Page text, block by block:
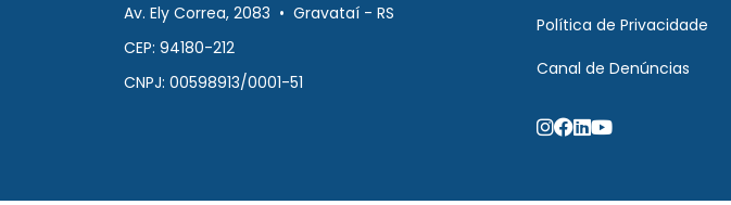
Av. Ely Correa, 2083 • Gravataí - RS
CEP: 94180-212
CNPJ: 00598913/0001-51
Política de Privacidade
Canal de Denúncias